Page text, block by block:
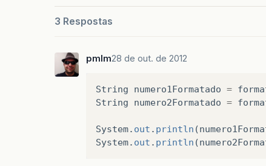
3 Respostas
pmlm28 de out. de 2012
String numero1Formatado =
String
numero2Formatado =
System. out . println (
System. out . println (